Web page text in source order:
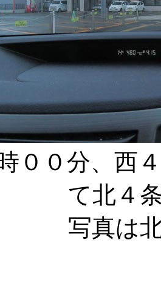
００分、西
て北４
写真は